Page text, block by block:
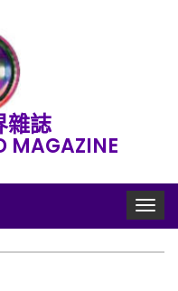
雜誌
MAGAZINE
Toggle